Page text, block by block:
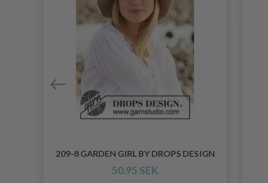
209-8 GARDEN GIRL BY DROPS DESIGN
50.95 SEK